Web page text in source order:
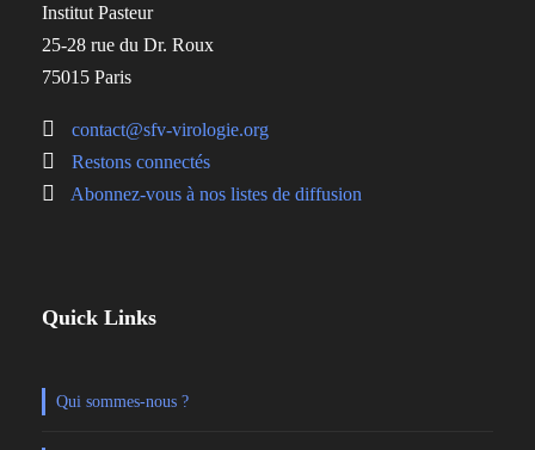
Institut Pasteur
25-28 rue du Dr. Roux
75015 Paris
contact@sfv-virologie.org
Restons connectés
Abonnez-vous à nos listes de diffusion
Quick Links
Qui sommes-nous ?